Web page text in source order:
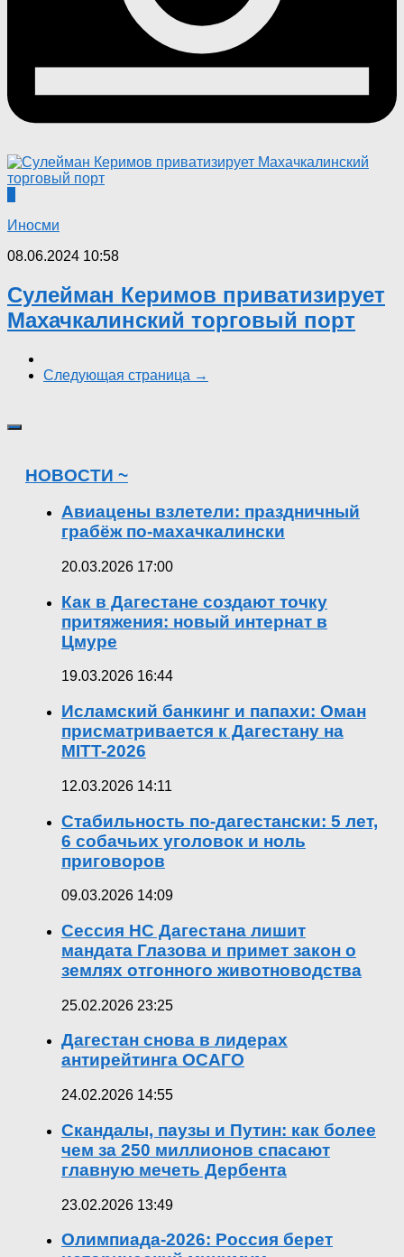
Иносми
08.06.2024 10:58
Сулейман Керимов приватизирует
Махачкалинский торговый порт
Следующая страница →
НОВОСТИ ~
Авиацены взлетели: праздничный
грабёж по-махачкалински
20.03.2026 17:00
Как в Дагестане создают точку
притяжения: новый интернат в
Цмуре
19.03.2026 16:44
Исламский банкинг и папахи: Оман
присматривается к Дагестану на
MITT-2026
12.03.2026 14:11
Стабильность по-дагестански: 5 лет,
6 собачьих уголовок и ноль
приговоров
09.03.2026 14:09
Сессия НС Дагестана лишит
мандата Глазова и примет закон о
землях отгонного животноводства
25.02.2026 23:25
Дагестан снова в лидерах
антирейтинга ОСАГО
24.02.2026 14:55
Скандалы, паузы и Путин: как более
чем за 250 миллионов спасают
главную мечеть Дербента
23.02.2026 13:49
Олимпиада-2026: Россия берет